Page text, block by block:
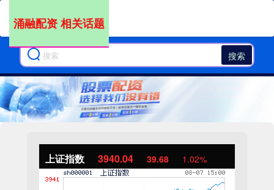
搜索
上证指数 3940.04 39.68 1.02%
涌融配资 相关话题